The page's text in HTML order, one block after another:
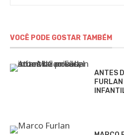
VOCÊ PODE GOSTAR TAMBÉM
ANTES